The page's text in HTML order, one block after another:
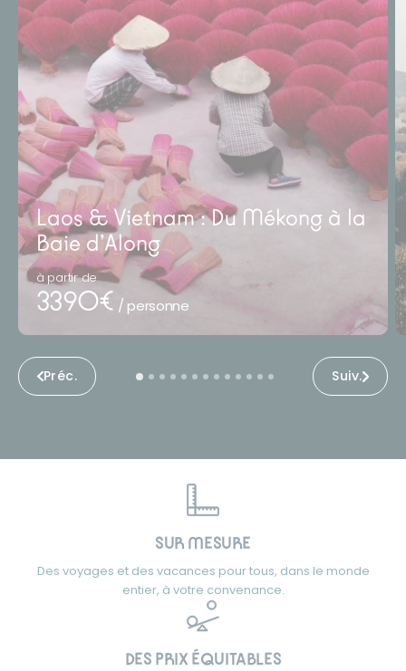
Préc. Suiv.
Laos & Vietnam : Du Mékong à la
Baie d’Along
à partir de
3390€ / personne
SUR MESURE
Des voyages et des vacances pour tous, dans le monde
entier, à votre convenance.
DES PRIX ÉQUITABLES